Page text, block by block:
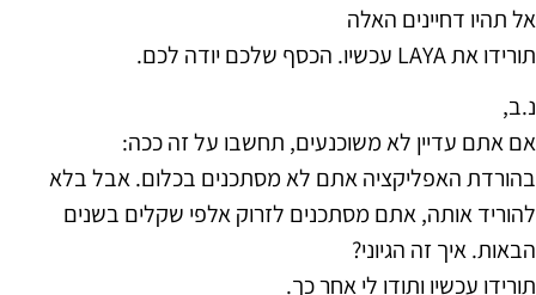
אל תהיו דחיינים האלה
תורידו את LAYA עכשיו. הכסף שלכם יודה לכם.
נ.ב,
אם אתם עדיין לא משוכנעים, תחשבו על זה ככה:
בהורדת האפליקציה אתם לא מסתכנים בכלום. אבל בלא
להוריד אותה, אתם מסתכנים לזרוק אלפי שקלים בשנים
הבאות. איך זה הגיוני?
תורידו עכשיו ותודו לי אחר כך.